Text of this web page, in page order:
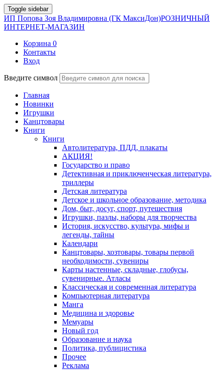
Toggle sidebar
ИП Попова Зоя Владимировна (ГК МаксиДон)РОЗНИЧНЫЙ
ИНТЕРНЕТ-МАГАЗИН
Корзина 0
Контакты
Вход
Введите символ
Главная
Новинки
Игрушки
Канцтовары
Книги
Книги
Автолитература, ПДД, плакаты
АКЦИЯ!
Государство и право
Детективная и приключенческая литература,
триллеры
Детская литература
Детское и школьное образование, методика
Дом, быт, досуг, спорт, путешествия
Игрушки, пазлы, наборы для творчества
История, искусство, культура, мифы и
легенды, тайны
Календари
Канцтовары, хозтовары, товары первой
необходимости, сувениры
Карты настенные, складные, глобусы,
сувенирные. Атласы
Классическая и современная литература
Компьютерная литература
Манга
Медицина и здоровье
Мемуары
Новый год
Образование и наука
Политика, публицистика
Прочее
Реклама